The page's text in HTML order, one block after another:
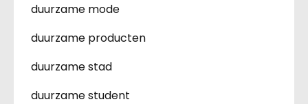
duurzame mode
duurzame producten
duurzame stad
duurzame student